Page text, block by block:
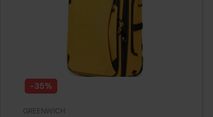
-35%
GREENWICH